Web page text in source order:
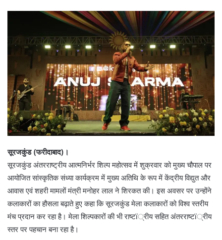
सूरजकुंड (फरीदाबाद)।
सूरजकुंड अंतरराष्ट्रीय आत्मनिर्भर शिल्प महोत्सव में शुक्रवार को मुख्य चौपाल पर
आयोजित सांस्कृतिक संध्या कार्यक्रम में मुख्य अतिथि के रूप में केंद्रीय विद्युत और
आवास एवं शहरी मामलों मंत्री मनोहर लाल ने शिरकत की। इस अवसर पर उन्होंने
कलाकारों का हौसला बढ़ाते हुए कहा कि सूरजकुंड मेला कलाकारों को विश्व स्तरीय
मंच प्रदान कर रहा है। मेला शिल्पकारों की भी राष्टï्रीय सहित अंतरराष्टï्रीय
स्तर पर पहचान बना रहा है।